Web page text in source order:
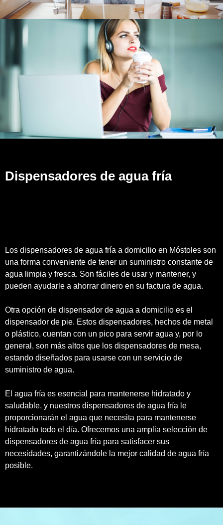
Dispensadores de agua fría
Los dispensadores de agua fría a domicilio en Móstoles son
una forma conveniente de tener un suministro constante de
agua limpia y fresca. Son fáciles de usar y mantener, y
pueden ayudarle a ahorrar dinero en su factura de agua.
Otra opción de dispensador de agua a domicilio es el
dispensador de pie. Estos dispensadores, hechos de metal
o plástico, cuentan con un pico para servir agua y, por lo
general, son más altos que los dispensadores de mesa,
estando diseñados para usarse con un servicio de
suministro de agua.
El agua fría es esencial para mantenerse hidratado y
saludable, y nuestros dispensadores de agua fría le
proporcionarán el agua que necesita para mantenerse
hidratado todo el día. Ofrecemos una amplia selección de
dispensadores de agua fría para satisfacer sus
necesidades, garantizándole la mejor calidad de agua fría
posible.